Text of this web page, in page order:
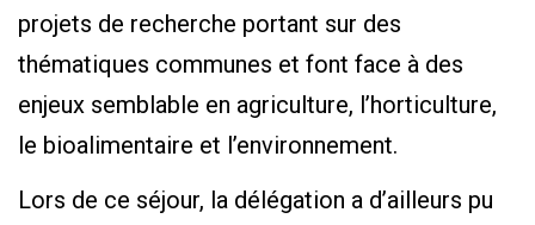
projets de recherche portant sur des
thématiques communes et font face à des
enjeux semblable en agriculture, l’horticulture,
le bioalimentaire et l’environnement.
Lors de ce séjour, la délégation a d’ailleurs pu